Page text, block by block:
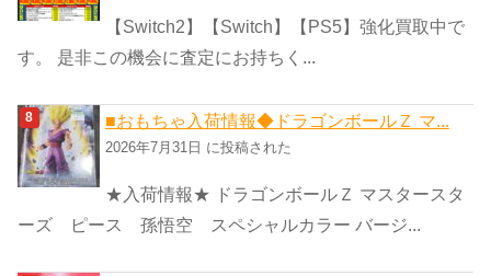
【Switch2】【Switch】【PS5】強化買取中で
す。 是非この機会に査定にお持ちく...
■おもちゃ入荷情報◆ドラゴンボールＺ マ...
2026年7月31日 に投稿された
★入荷情報★ ドラゴンボールＺ マスタースタ
ーズ ピース 孫悟空 スペシャルカラー バージ...